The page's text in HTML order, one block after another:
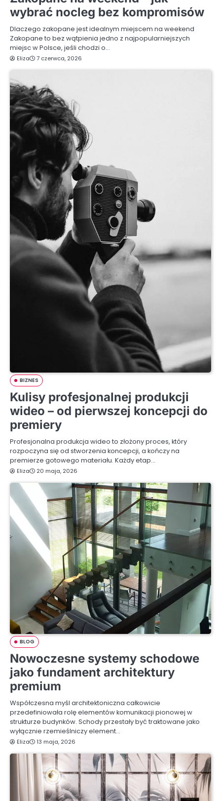
wybrać nocleg bez kompromisów
Dlaczego zakopane jest idealnym miejscem na weekend
Zakopane to bez wątpienia jedno z najpopularniejszych
miejsc w Polsce, jeśli chodzi o…
Eliza 7 czerwca, 2026
BIZNES
Kulisy profesjonalnej produkcji
wideo – od pierwszej koncepcji do
premiery
Profesjonalna produkcja wideo to złożony proces, który
rozpoczyna się od stworzenia koncepcji, a kończy na
premierze gotowego materiału. Każdy etap…
Eliza 20 maja, 2026
BLOG
Nowoczesne systemy schodowe
jako fundament architektury
premium
Współczesna myśl architektoniczna całkowicie
przedefiniowała rolę elementów komunikacji pionowej w
strukturze budynków. Schody przestały być traktowane jako
wyłącznie rzemieślniczy element…
Eliza 13 maja, 2026